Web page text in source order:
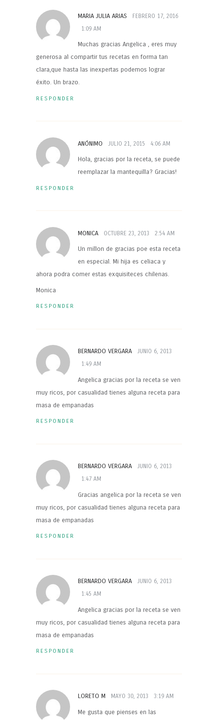
MARIA JULIA ARIAS
FEBRERO 17, 2016
1:09 AM
Muchas gracias Angelica , eres muy
generosa al compartir tus recetas en forma tan
clara,que hasta las inexpertas podemos lograr
éxito. Un brazo.
RESPONDER
ANÓNIMO JULIO 21, 2015 4:06 AM
Hola, gracias por la receta, se puede
reemplazar la mantequilla? Gracias!
RESPONDER
MONICA OCTUBRE 23, 2013 2:54 AM
Un millon de gracias poe esta receta
en especial. Mi hija es celiaca y
ahora podra comer estas exquisiteces chilenas.
Monica
RESPONDER
BERNARDO VERGARA
JUNIO 6, 2013
1:49 AM
Angelica gracias por la receta se ven
muy ricos, por casualidad tienes alguna receta para
masa de empanadas
RESPONDER
BERNARDO VERGARA
JUNIO 6, 2013
1:47 AM
Gracias angelica por la receta se ven
muy ricos, por casualidad tienes alguna receta para
masa de empanadas
RESPONDER
BERNARDO VERGARA
JUNIO 6, 2013
1:45 AM
Angelica gracias por la receta se ven
muy ricos, por casualidad tienes alguna receta para
masa de empanadas
RESPONDER
LORETO M MAYO 30, 2013 3:19 AM
Me gusta que pienses en las